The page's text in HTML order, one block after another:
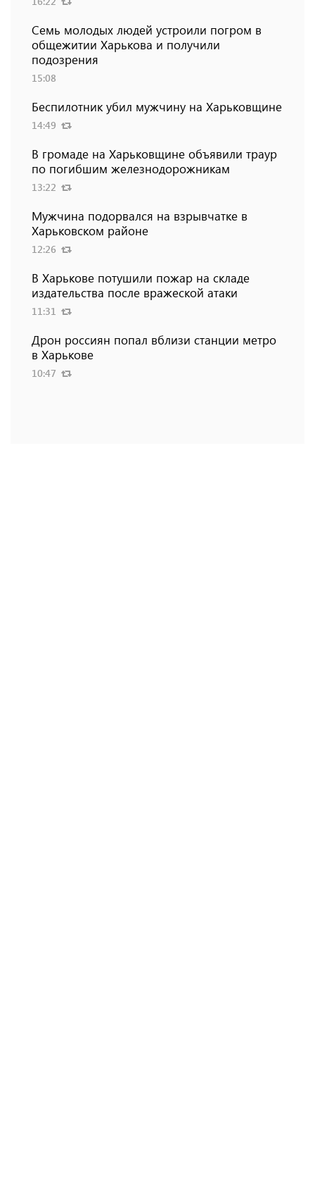
Семь молодых людей устроили погром в
общежитии Харькова и получили
подозрения
15:08
Беспилотник убил мужчину на Харьковщине
14:49
В громаде на Харьковщине объявили траур
по погибшим железнодорожникам
13:22
Мужчина подорвался на взрывчатке в
Харьковском районе
12:26
В Харькове потушили пожар на складе
издательства после вражеской атаки
11:31
Дрон россиян попал вблизи станции метро
в Харькове
10:47